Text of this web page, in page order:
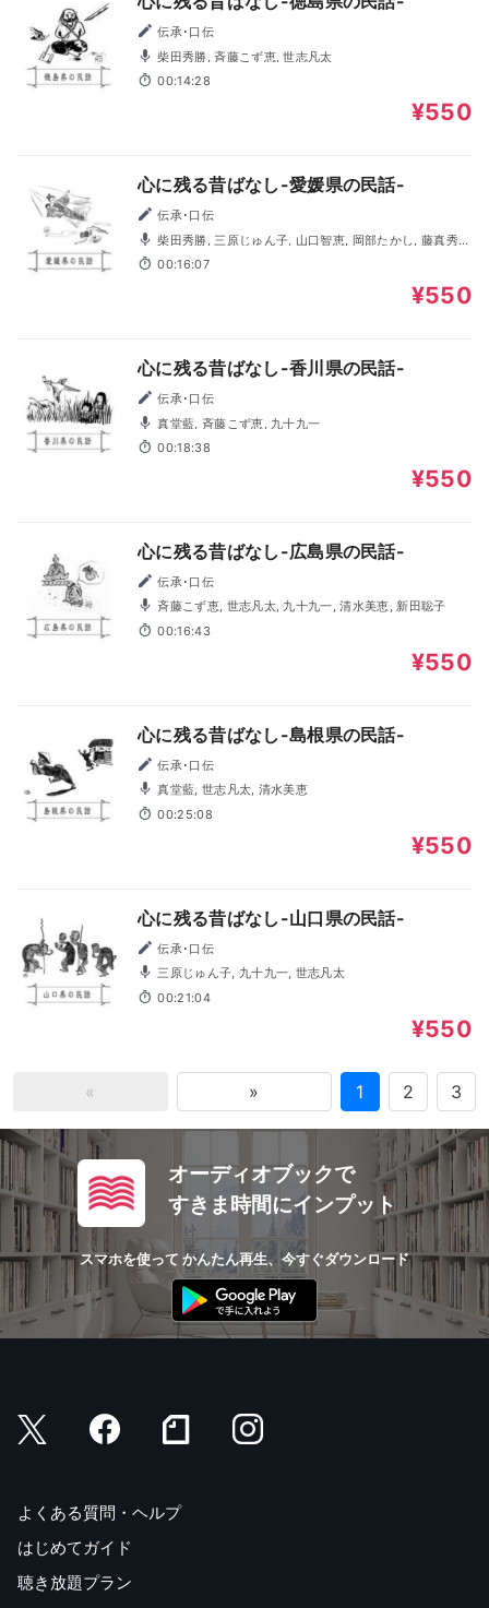
伝承･口伝
柴田秀勝, 斉藤こず恵, 世志凡太
00:14:28
¥550
心に残る昔ばなし-愛媛県の民話-
伝承･口伝
柴田秀勝, 三原じゅん子, 山口智恵, 岡部たかし, 藤真秀,
古賀清
00:16:07
¥550
心に残る昔ばなし-香川県の民話-
伝承･口伝
真堂藍, 斉藤こず恵, 九十九一
00:18:38
¥550
心に残る昔ばなし-広島県の民話-
伝承･口伝
斉藤こず恵, 世志凡太, 九十九一, 清水美恵, 新田聡子
00:16:43
¥550
心に残る昔ばなし-島根県の民話-
伝承･口伝
真堂藍, 世志凡太, 清水美恵
00:25:08
¥550
心に残る昔ばなし-山口県の民話-
伝承･口伝
三原じゅん子, 九十九一, 世志凡太
00:21:04
¥550
« » 1 2 3
オーディオブックで
すきま時間にインプット
スマホを使って かんたん再生、今すぐダウンロード
よくある質問・ヘルプ
はじめてガイド
聴き放題プラン